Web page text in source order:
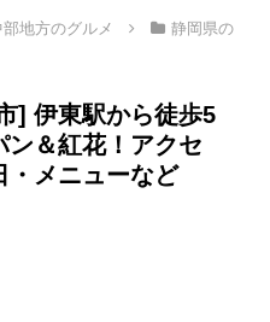
部地方のグルメ
静岡県の
] 伊東駅から徒歩5
ン＆紅花！アクセ
・メニューなど